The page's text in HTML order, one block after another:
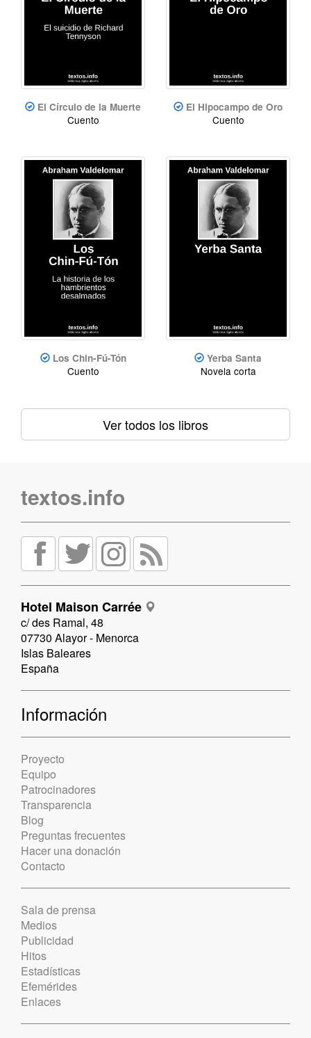
El Círculo de la Muerte
Cuento
El Hipocampo de Oro
Cuento
Los Chin-Fú-Tón
Cuento
Yerba Santa
Novela corta
Ver todos los libros
textos.info
Hotel Maison Carrée
c/ des Ramal, 48
07730 Alayor - Menorca
Islas Baleares
España
Información
Proyecto
Equipo
Patrocinadores
Transparencia
Blog
Preguntas frecuentes
Hacer una donación
Contacto
Sala de prensa
Medios
Publicidad
Hitos
Estadísticas
Efemérides
Enlaces